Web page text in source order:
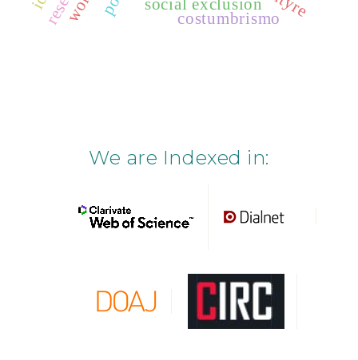
social exclusion
costumbrismo
We are Indexed in: